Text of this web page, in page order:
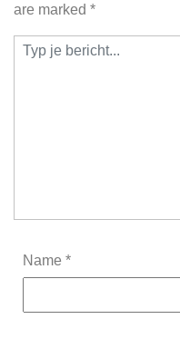
are marked *
Name *